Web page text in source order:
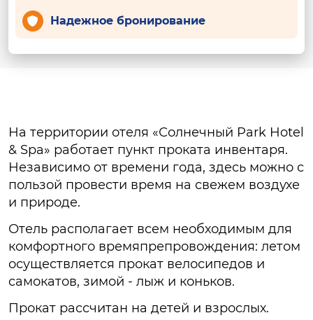
Надежное бронирование
На территории отеля «Солнечный Park Hotel
& Spa» работает пункт проката инвентаря.
Независимо от времени года, здесь можно с
пользой провести время на свежем воздухе
и природе.
Отель располагает всем необходимым для
комфортного времяпрепровождения: летом
осуществляется прокат велосипедов и
самокатов, зимой - лыж и коньков.
Прокат рассчитан на детей и взрослых.